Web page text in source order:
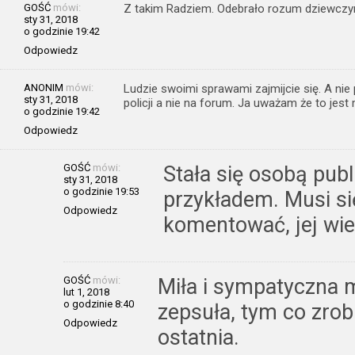
GOŚĆ mówi:
sty 31, 2018
o godzinie 19:42
Odpowiedz
Z takim Radziem. Odebrało rozum
ANONIM mówi:
sty 31, 2018
o godzinie 19:42
Odpowiedz
Ludzie swoimi sprawami zajmijcie się. A
policji a nie na forum. Ja uważam że to jest
GOŚĆ mówi:
sty 31, 2018
o godzinie 19:53
Odpowiedz
Stała się osobą
przykładem. Musi
komentować, jej
GOŚĆ mówi:
lut 1, 2018
o godzinie 8:40
Odpowiedz
Miła i sympatyczna
zepsuła, tym co
ostatnia.